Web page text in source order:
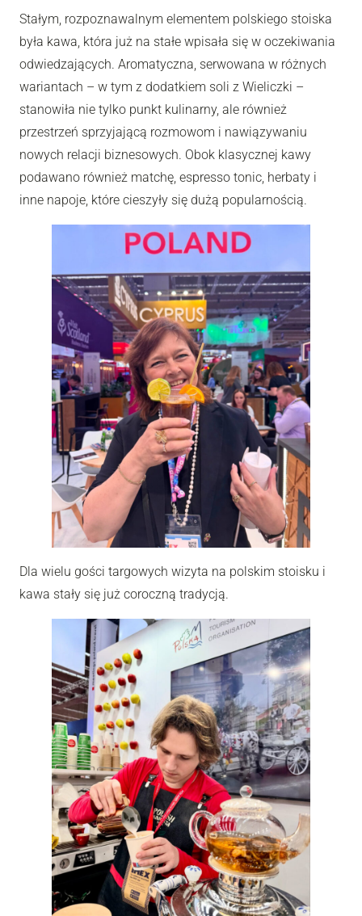
Stałym, rozpoznawalnym elementem polskiego stoiska
była kawa, która już na stałe wpisała się w oczekiwania
odwiedzających. Aromatyczna, serwowana w różnych
wariantach – w tym z dodatkiem soli z Wieliczki –
stanowiła nie tylko punkt kulinarny, ale również
przestrzeń sprzyjającą rozmowom i nawiązywaniu
nowych relacji biznesowych. Obok klasycznej kawy
podawano również matchę, espresso tonic, herbaty i
inne napoje, które cieszyły się dużą popularnością.
Dla wielu gości targowych wizyta na polskim stoisku i
kawa stały się już coroczną tradycją.